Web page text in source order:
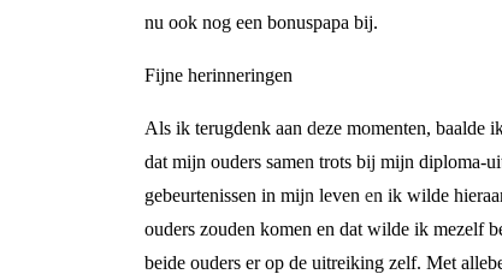
nu ook nog een bonuspapa bij.
Fijne herinneringen
Als ik terugdenk aan deze momenten,
dat mijn ouders samen trots bij mijn diploma-
gebeurtenissen in mijn leven en ik wilde
ouders zouden komen en dat wilde ik mezelf
beide ouders er op de uitreiking zelf. Met